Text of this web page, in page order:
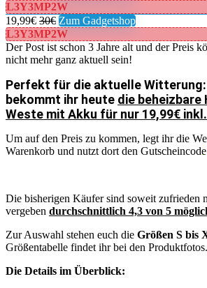
L3Y3MP2W
19,99€ 30€ Zum Gadgetshop
L3Y3MP2W
Der Post ist schon 3 Jahre alt und der Preis
nicht mehr ganz aktuell sein!
Perfekt für die aktuelle Witterung:
bekommt ihr heute die beheizbare
Weste mit Akku für nur 19,99€
Um auf den Preis zu kommen, legt ihr die
Warenkorb und nutzt dort den Gutscheincode
Die bisherigen Käufer sind soweit zufrieden
vergeben durchschnittlich 4,3 von 5
Zur Auswahl stehen euch die Größen S bis
Größentabelle findet ihr bei den Produktfotos.
Die Details im Überblick: